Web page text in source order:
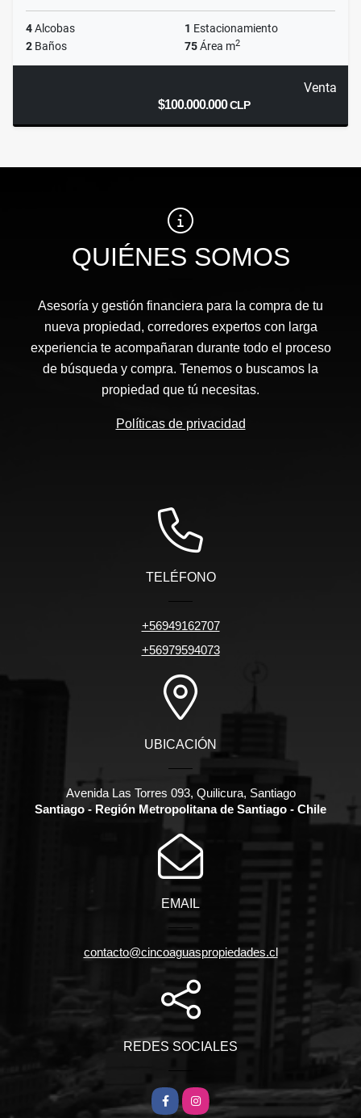
4Alcobas 1 Estacionamiento
2 Baños 75Área m2
Venta
$100.000.000CLP
QUIÉNES SOMOS
Asesoría y gestión financiera para la compra de tu
nueva propiedad, corredores expertos con larga
experiencia te acompañaran durante todo el proceso
de búsqueda y compra. Tenemos o buscamos la
propiedad que tú necesitas.
Políticas de privacidad
TELÉFONO
+56949162707
+56979594073
UBICACIÓN
Avenida Las Torres 093, Quilicura, Santiago
Santiago - Región Metropolitana de Santiago - Chile
EMAIL
contacto@cincoaguaspropiedades.cl
REDES SOCIALES
FacebookInstagram